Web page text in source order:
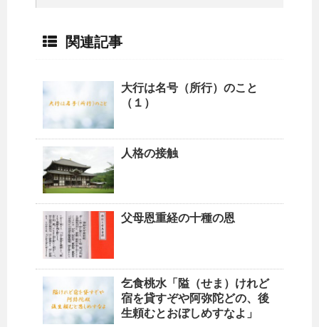
関連記事
大行は名号（所行）のこと
（１）
人格の接触
父母恩重経の十種の恩
乞食桃水「隘（せま）けれど
宿を貸すぞや阿弥陀どの、後
生頼むとおぼしめすなよ」